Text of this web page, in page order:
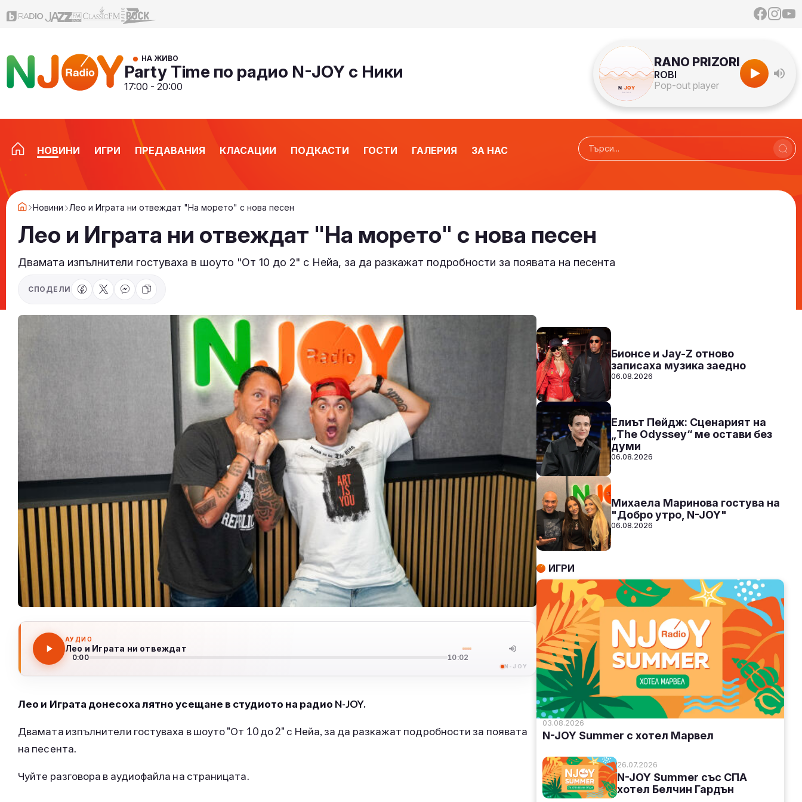
НА ЖИВО
Party Time по радио N-JOY с Ники
17:00 - 20:00
RANO PRIZORI
ROBI
Pop-out player
НОВИНИ ИГРИ ПРЕДАВАНИЯ КЛАСАЦИИ ПОДКАСТИ ГОСТИ ГАЛЕРИЯ ЗА НАС
Новини Лео и Играта ни отвеждат "На морето" с нова песен
Лео и Играта ни отвеждат "На морето" с нова песен
Двамата изпълнители гостуваха в шоуто "От 10 до 2" с Нейа, за да разкажат подробности за появата на песента
СПОДЕЛИ
АУДИО
Лео и Играта ни отвеждат
0:00 10:02
N-JOY
Лео и Играта донесоха лятно усещане в студиото на радио N-JOY.
Двамата изпълнители гостуваха в шоуто "От 10 до 2" с Нейа, за да разкажат подробности за появата
на песента.
Чуйте разговора в аудиофайла на страницата.
СЛУШАЙ
Бионсе и Jay-Z отново
записаха музика заедно
06.08.2026
Елиът Пейдж: Сценарият на
„The Odyssey“ ме остави без
думи
06.08.2026
Михаела Маринова гостува на
"Добро утро, N-JOY"
06.08.2026
ИГРИ
03.08.2026
N-JOY Summer с хотел Марвел
26.07.2026
N-JOY Summer със СПА
хотел Белчин Гардън